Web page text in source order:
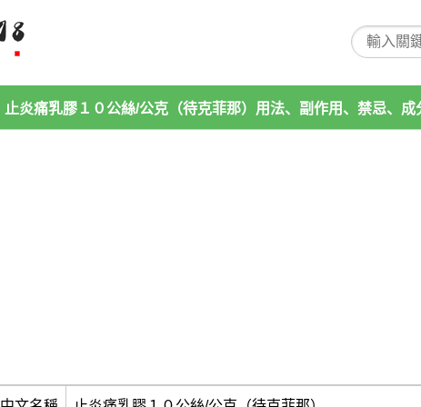
止炎痛乳膠１０公絲/公克（待克菲那）用法、副作用、禁忌、成